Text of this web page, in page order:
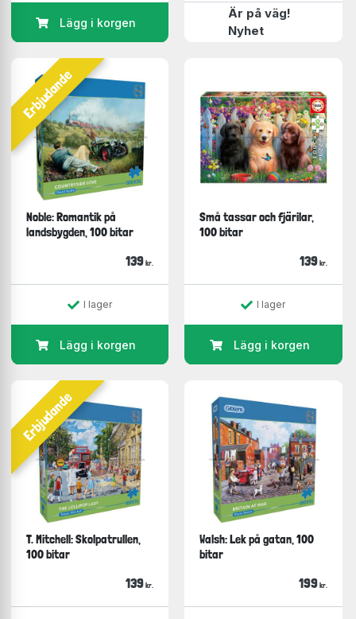
Lägg i korgen
Är på väg!
Nyhet
Erbjudande
Noble: Romantik på
landsbygden, 100 bitar
139 kr.
I lager
Lägg i korgen
Små tassar och fjärilar,
100 bitar
139 kr.
I lager
Lägg i korgen
Erbjudande
T. Mitchell: Skolpatrullen,
100 bitar
139 kr.
Walsh: Lek på gatan, 100
bitar
199 kr.